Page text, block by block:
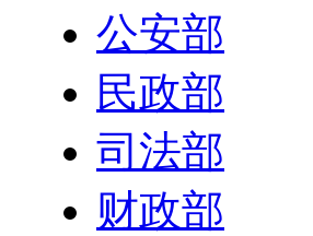
公安部
民政部
司法部
财政部